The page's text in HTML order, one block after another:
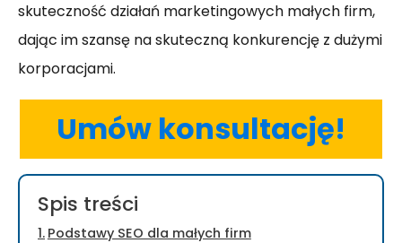
skuteczność działań marketingowych małych firm,
dając im szansę na skuteczną konkurencję z dużymi
korporacjami.
Umów konsultację!
Spis treści
Podstawy SEO dla małych firm